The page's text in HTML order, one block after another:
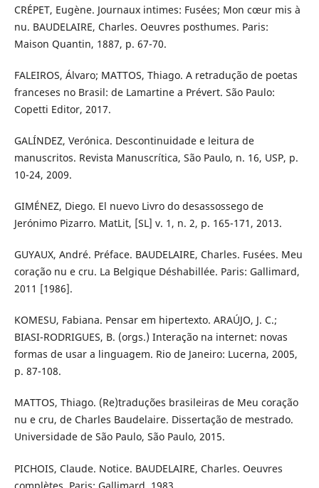
CRÉPET, Eugène. Journaux intimes: Fusées; Mon cœur mis à
nu. BAUDELAIRE, Charles. Oeuvres posthumes. Paris:
Maison Quantin, 1887, p. 67-70.
FALEIROS, Álvaro; MATTOS, Thiago. A retradução de poetas
franceses no Brasil: de Lamartine a Prévert. São Paulo:
Copetti Editor, 2017.
GALÍNDEZ, Verónica. Descontinuidade e leitura de
manuscritos. Revista Manuscrítica, São Paulo, n. 16, USP, p.
10-24, 2009.
GIMÉNEZ, Diego. El nuevo Livro do desassossego de
Jerónimo Pizarro. MatLit, [SL] v. 1, n. 2, p. 165-171, 2013.
GUYAUX, André. Préface. BAUDELAIRE, Charles. Fusées. Meu
coração nu e cru. La Belgique Déshabillée. Paris: Gallimard,
2011 [1986].
KOMESU, Fabiana. Pensar em hipertexto. ARAÚJO, J. C.;
BIASI-RODRIGUES, B. (orgs.) Interação na internet: novas
formas de usar a linguagem. Rio de Janeiro: Lucerna, 2005,
p. 87-108.
MATTOS, Thiago. (Re)traduções brasileiras de Meu coração
nu e cru, de Charles Baudelaire. Dissertação de mestrado.
Universidade de São Paulo, São Paulo, 2015.
PICHOIS, Claude. Notice. BAUDELAIRE, Charles. Oeuvres
complètes. Paris: Gallimard, 1983.